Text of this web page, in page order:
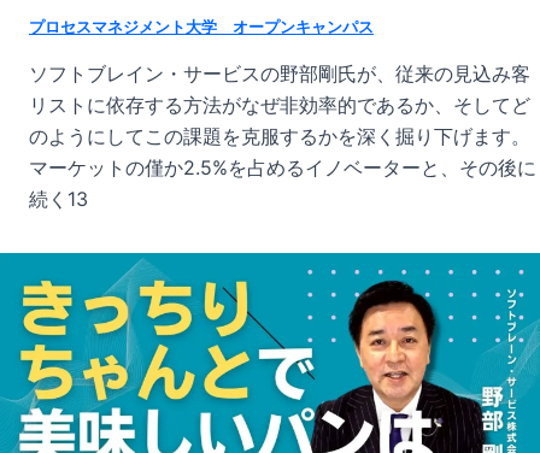
プロセスマネジメント大学 オープンキャンパス
ソフトブレイン・サービスの野部剛氏が、従来の見込み客
リストに依存する方法がなぜ非効率的であるか、そしてど
のようにしてこの課題を克服するかを深く掘り下げます。
マーケットの僅か2.5%を占めるイノベーターと、その後に
続く13